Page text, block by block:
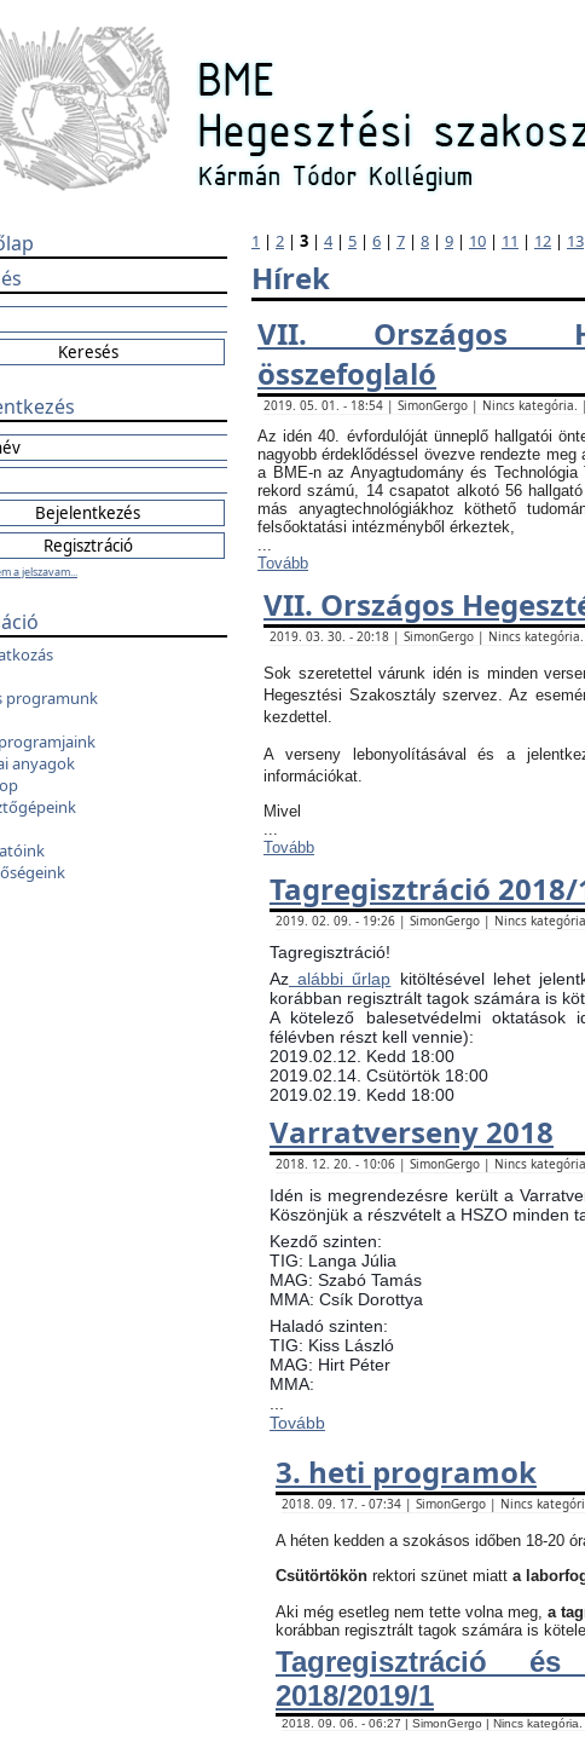
a jelszavam...
programunk
anyagok
1 | 2 | 3 | 4| 5 | 6 | 7 | 8 | 9 | 10 | 11 | 12 | 13
Hírek
VII. Országos
összefoglaló
2019. 05. 01. - 18:54 | SimonGergo | Nincs kategória. |
Az idén 40. évfordulóját ünneplő hallgatói
nagyobb érdeklődéssel övezve rendezte
a BME-n az Anyagtudomány és
rekord számú, 14 csapatot alkotó 56
más anyagtechnológiákhoz köthető
felsőoktatási intézményből érkeztek,
...
Tovább
VII. Országos
2019. 03. 30. - 20:18 | SimonGergo | Nincs
Sok szeretettel várunk idén is minden
Hegesztési Szakosztály szervez. Az
kezdettel.
A verseny lebonyolításával és a
információkat.
Mivel
...
Tovább
Tagregisztráció
2019. 02. 09. - 19:26 | SimonGergo | Nincs
Tagregisztráció!
Az alábbi űrlap kitöltésével lehet
korábban regisztrált tagok számára is
​A kötelező balesetvédelmi oktatások
félévben részt kell vennie):
​2019.02.12. Kedd 18:00
2019.02.14. Csütörtök 18:00
2019.02.19. Kedd 18:00
Varratverseny 2018
2018. 12. 20. - 10:06 | SimonGergo | Nincs
Idén is megrendezésre került a
Köszönjük a részvételt a HSZO minden
Kezdő szinten:
TIG: Langa Júlia
MAG: Szabó Tamás
MMA: Csík Dorottya
Haladó szinten:
TIG: Kiss László
MAG: Hirt Péter
MMA:
Tovább
3. heti programok
2018. 09. 17. - 07:34 | SimonGergo | Nincs
A héten kedden a szokásos időben 18-20
Csütörtökön rektori szünet miatt a
Aki még esetleg nem tette volna meg, a
korábban regisztrált tagok számára is
Tagregisztráció
2018/2019/1
2018. 09. 06. - 06:27 | SimonGergo | Nincs kategória.